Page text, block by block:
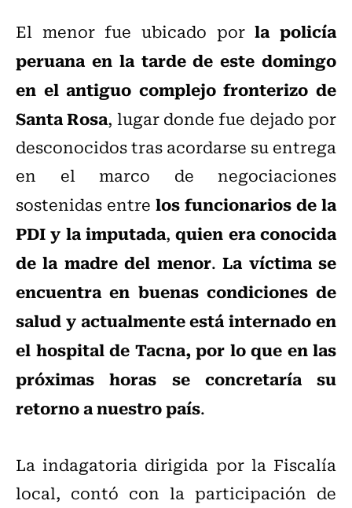
El menor fue ubicado porla policía
peruana en la tarde de este domingo
en el antiguo complejo fronterizo de
Santa Rosa, lugar donde fue dejado por
desconocidos tras acordarse su entrega
en el marco de negociaciones
sostenidas entre los funcionarios de la
PDI y la imputada, quien era conocida
de la madre del menor.La víctima se
encuentra en buenas condiciones de
salud y actualmente está internado en
el hospital de Tacna, por lo que en las
próximas horas se concretaría su
retorno a nuestro país.
La indagatoria dirigida por la Fiscalía
local, contó con la participación de